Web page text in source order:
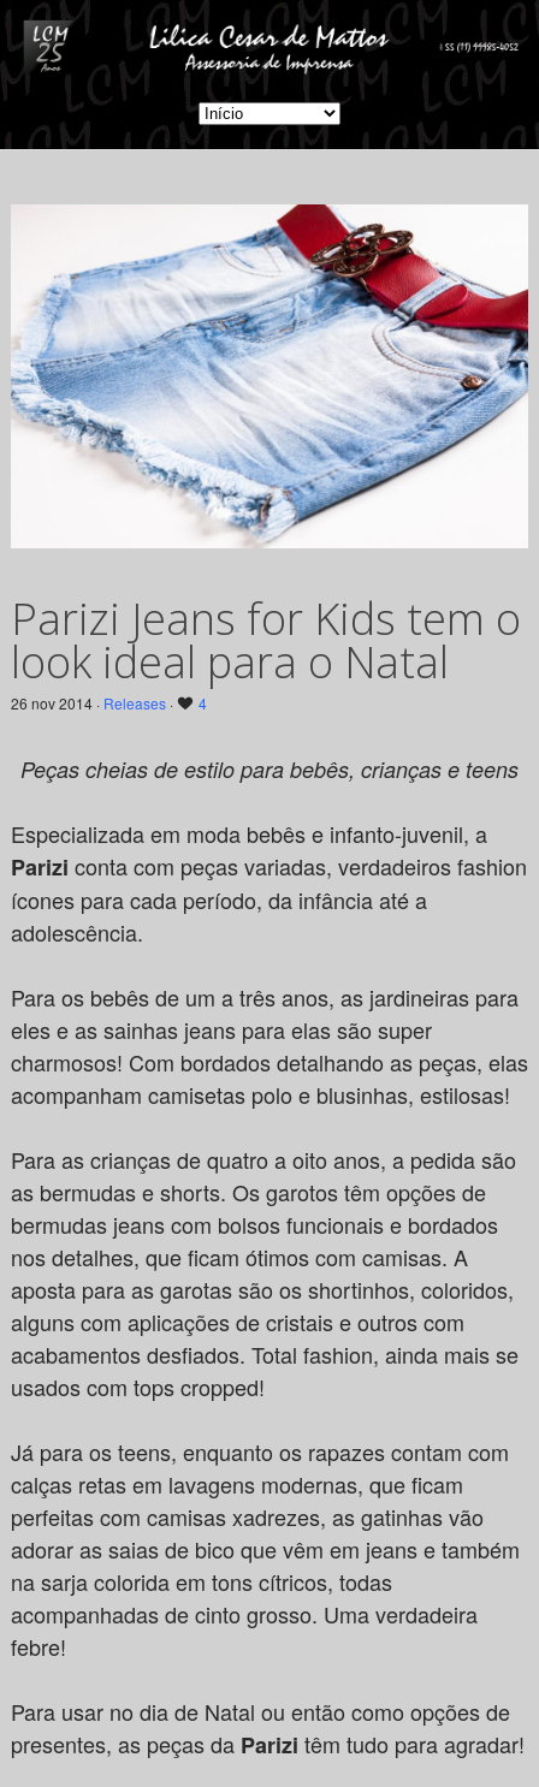
Parizi Jeans for Kids tem o
look ideal para o Natal
26 nov 2014 · Releases· 4
Peças cheias de estilo para bebês, crianças e teens
Especializada em moda bebês e infanto-juvenil, a
Parizi conta com peças variadas, verdadeiros fashion
ícones para cada período, da infância até a
adolescência.
Para os bebês de um a três anos, as jardineiras para
eles e as sainhas jeans para elas são super
charmosos! Com bordados detalhando as peças, elas
acompanham camisetas polo e blusinhas, estilosas!
Para as crianças de quatro a oito anos, a pedida são
as bermudas e shorts. Os garotos têm opções de
bermudas jeans com bolsos funcionais e bordados
nos detalhes, que ficam ótimos com camisas. A
aposta para as garotas são os shortinhos, coloridos,
alguns com aplicações de cristais e outros com
acabamentos desfiados. Total fashion, ainda mais se
usados com tops cropped!
Já para os teens, enquanto os rapazes contam com
calças retas em lavagens modernas, que ficam
perfeitas com camisas xadrezes, as gatinhas vão
adorar as saias de bico que vêm em jeans e também
na sarja colorida em tons cítricos, todas
acompanhadas de cinto grosso. Uma verdadeira
febre!
Para usar no dia de Natal ou então como opções de
presentes, as peças da Parizi têm tudo para agradar!